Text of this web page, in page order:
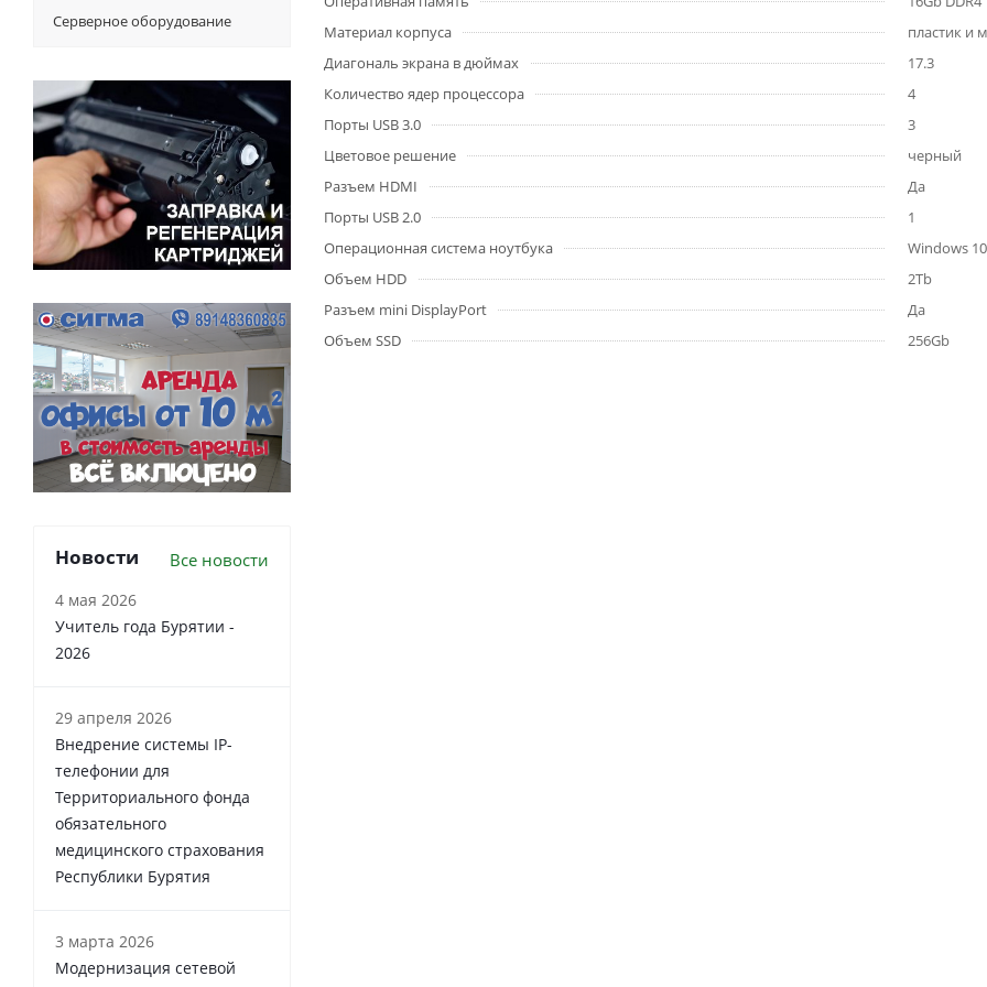
Материал корпуса
пластик и
Диагональ экрана в дюймах
17.3
Количество ядер процессора
4
Порты USB 3.0
3
Цветовое решение
черный
Разъем HDMI
Да
Порты USB 2.0
1
Операционная система ноутбука
Windows 10
Объем HDD
2Tb
Разъем mini DisplayPort
Да
Объем SSD
256Gb
Серверное оборудование
Новости Все новости
4 мая 2026
Учитель года Бурятии -
2026
29 апреля 2026
Внедрение системы IP-
телефонии для
Территориального фонда
обязательного
медицинского страхования
Республики Бурятия
3 марта 2026
Модернизация сетевой